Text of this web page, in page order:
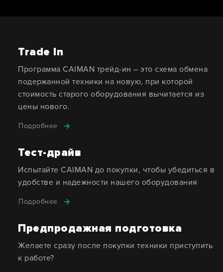
Trade In
Программа CAIMAN трейд-ин – это схема обмена
подержанной техники на новую, при которой
стоимость старого оборудования вычитается из
цены нового.
Подробнее
Тест-драйв
Испытайте CAIMAN до покупки, чтобы убедиться в
удобстве и надежности нашего оборудования
Подробнее
Предпродажная подготовка
Желаете сразу после покупки техники приступить
к работе?